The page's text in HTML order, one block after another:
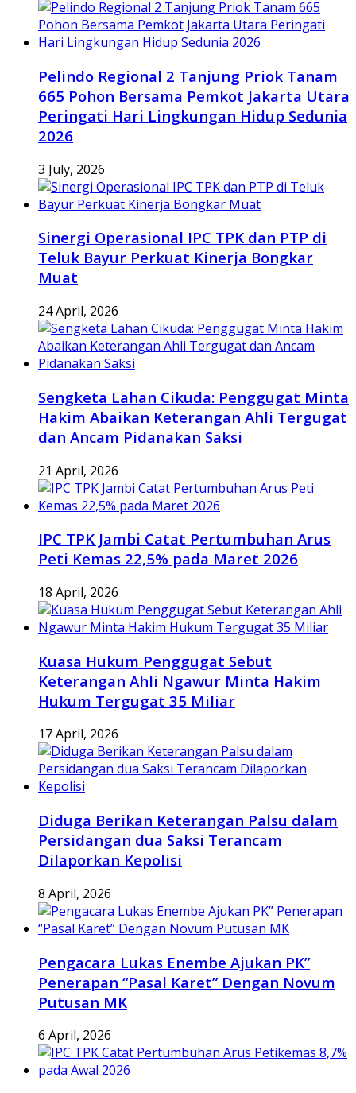
Pelindo Regional 2 Tanjung Priok Tanam
665 Pohon Bersama Pemkot Jakarta Utara
Peringati Hari Lingkungan Hidup Sedunia
2026
3 July, 2026
Sinergi Operasional IPC TPK dan PTP di
Teluk Bayur Perkuat Kinerja Bongkar
Muat
24 April, 2026
Sengketa Lahan Cikuda: Penggugat Minta
Hakim Abaikan Keterangan Ahli Tergugat
dan Ancam Pidanakan Saksi
21 April, 2026
IPC TPK Jambi Catat Pertumbuhan Arus
Peti Kemas 22,5% pada Maret 2026
18 April, 2026
Kuasa Hukum Penggugat Sebut
Keterangan Ahli Ngawur Minta Hakim
Hukum Tergugat 35 Miliar
17 April, 2026
Diduga Berikan Keterangan Palsu dalam
Persidangan dua Saksi Terancam
Dilaporkan Kepolisi
8 April, 2026
Pengacara Lukas Enembe Ajukan PK”
Penerapan “Pasal Karet” Dengan Novum
Putusan MK
6 April, 2026